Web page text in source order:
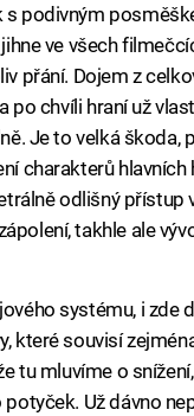
podivným
ve všech
přání. Dojem z
po chvíli hraní už
Je to velká škoda,
charakterů hlavních
odlišný přístup
takhle ale
systému, i zde
které souvisí
tu mluvíme o
Už dávno